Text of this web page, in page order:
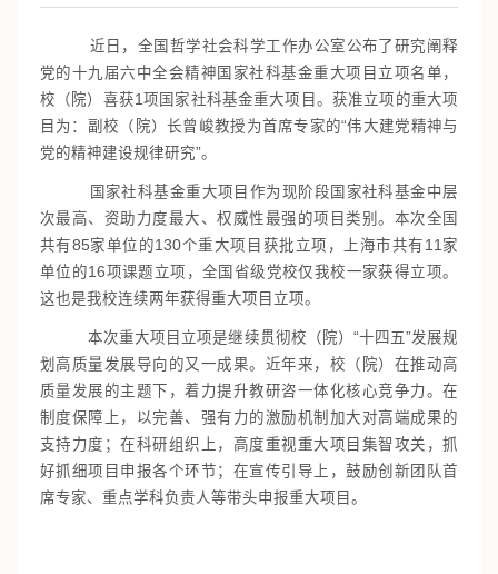
近日，全国哲学社会科学工作办公室公布了研究阐释
党的十九届六中全会精神国家社科基金重大项目立项名单，
校（院）喜获1项国家社科基金重大项目。获准立项的重大项
目为：副校（院）长曾峻教授为首席专家的“伟大建党精神与
党的精神建设规律研究”。
国家社科基金重大项目作为现阶段国家社科基金中层
次最高、资助力度最大、权威性最强的项目类别。本次全国
共有85家单位的130个重大项目获批立项，上海市共有11家
单位的16项课题立项，全国省级党校仅我校一家获得立项。
这也是我校连续两年获得重大项目立项。
本次重大项目立项是继续贯彻校（院）“十四五”发展规
划高质量发展导向的又一成果。近年来，校（院）在推动高
质量发展的主题下，着力提升教研咨一体化核心竞争力。在
制度保障上，以完善、强有力的激励机制加大对高端成果的
支持力度；在科研组织上，高度重视重大项目集智攻关，抓
好抓细项目申报各个环节；在宣传引导上，鼓励创新团队首
席专家、重点学科负责人等带头申报重大项目。